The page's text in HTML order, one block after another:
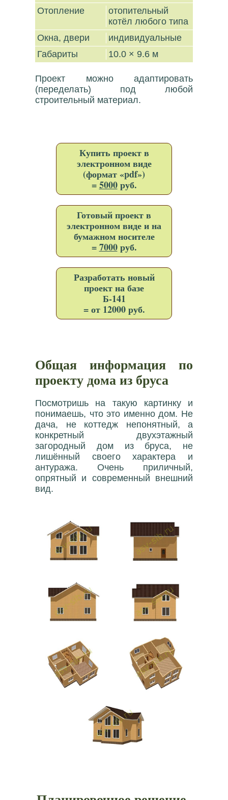
Отопление
отопительный
котёл любого типа
Окна, двери
индивидуальные
Габариты
10.0 × 9.6 м
Проект можно адаптировать
(переделать) под любой
строительный материал.
Купить проект в
электронном виде
(формат «pdf»)
=5000руб.
Готовый проект в
электронном виде и на
бумажном носителе
=7000руб.
Разработать новый
проект на базе
Б-141
= от 12000 руб.
Общая информация по
проекту дома из бруса
Посмотришь на такую картинку и
понимаешь, что это именно дом. Не
дача, не коттедж непонятный, а
конкретный двухэтажный
загородный дом из бруса, не
лишённый своего характера и
антуража. Очень приличный,
опрятный и современный внешний
вид.